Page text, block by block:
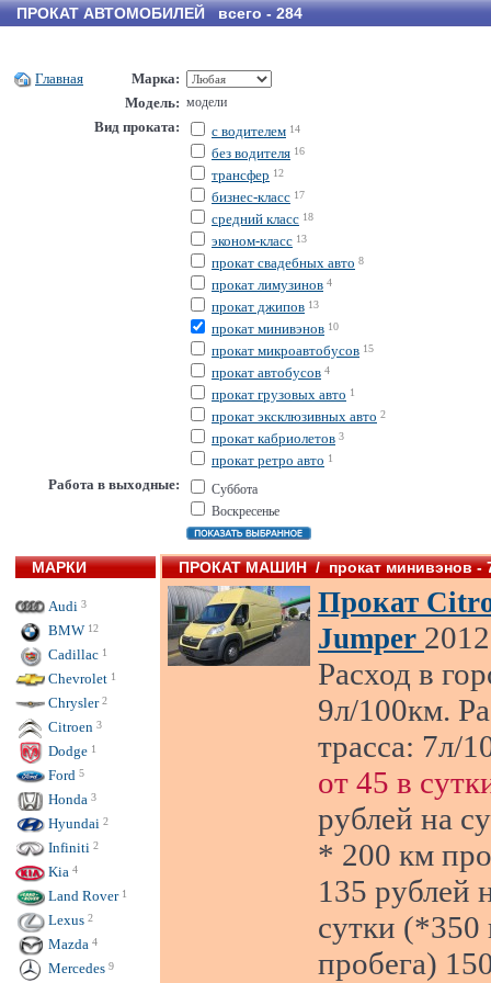
ПРОКАТ АВТОМОБИЛЕЙ всего - 284
Главная
Марка:
Модель: модели
Вид проката: с водителем 14
без водителя 16
трансфер 12
бизнес-класс 17
средний класс 18
эконом-класс 13
прокат свадебных авто 8
прокат лимузинов 4
прокат джипов 13
прокат минивэнов 10
прокат микроавтобусов 15
прокат автобусов 4
прокат грузовых авто 1
прокат эксклюзивных авто 2
прокат кабриолетов 3
прокат ретро авто 1
Работа в выходные:
Суббота
Воскресенье
МАРКИ
Audi 3
BMW 12
Cadillac 1
Chevrolet 1
Chrysler 2
Citroen 3
Dodge 1
Ford 5
Honda 3
Hyundai 2
Infiniti 2
Kia 4
Land Rover 1
Lexus 2
Mazda 4
Mercedes 9
ПРОКАТ МАШИН / прокат минивэнов -
Прокат
Jumper
Расход в
9л/100км.
трасса: 7л/
от 45 в
рублей на
* 200 км
135 рублей
сутки (*350
пробега)